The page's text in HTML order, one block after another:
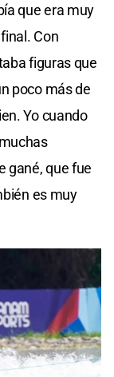
que era muy
Con
figuras que
poco más de
Yo cuando
gané, que fue
es muy